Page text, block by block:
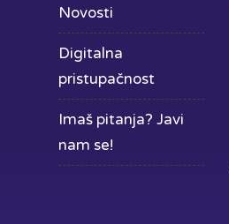
Novosti
Digitalna
pristupačnost
Imaš pitanja? Javi
nam se!